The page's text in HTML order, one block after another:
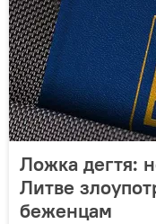
Ложка дегтя:
Литве
беженцам